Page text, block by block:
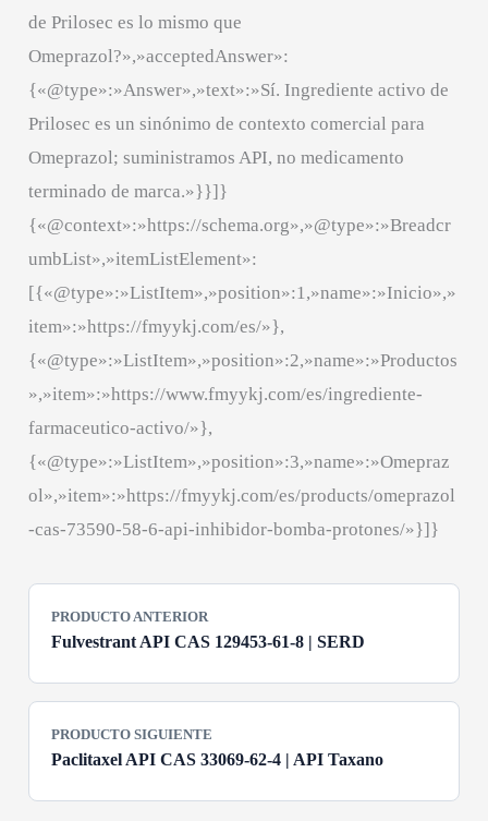
de Prilosec es lo mismo que
Omeprazol?»,»acceptedAnswer»:
{«@type»:»Answer»,»text»:»Sí. Ingrediente activo de
Prilosec es un sinónimo de contexto comercial para
Omeprazol; suministramos API, no medicamento
terminado de marca.»}}]}
{«@context»:»https://schema.org»,»@type»:»Breadcr
umbList»,»itemListElement»:
[{«@type»:»ListItem»,»position»:1,»name»:»Inicio»,»
item»:»https://fmyykj.com/es/»},
{«@type»:»ListItem»,»position»:2,»name»:»Productos
»,»item»:»https://www.fmyykj.com/es/ingrediente-
farmaceutico-activo/»},
{«@type»:»ListItem»,»position»:3,»name»:»Omepraz
ol»,»item»:»https://fmyykj.com/es/products/omeprazol
-cas-73590-58-6-api-inhibidor-bomba-protones/»}]}
PRODUCTO ANTERIOR
Fulvestrant API CAS 129453-61-8 | SERD
PRODUCTO SIGUIENTE
Paclitaxel API CAS 33069-62-4 | API Taxano